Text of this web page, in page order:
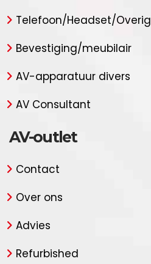
Telefoon/Headset/Overig
Bevestiging/meubilair
AV-apparatuur divers
AV Consultant
AV-outlet
Contact
Over ons
Advies
Refurbished